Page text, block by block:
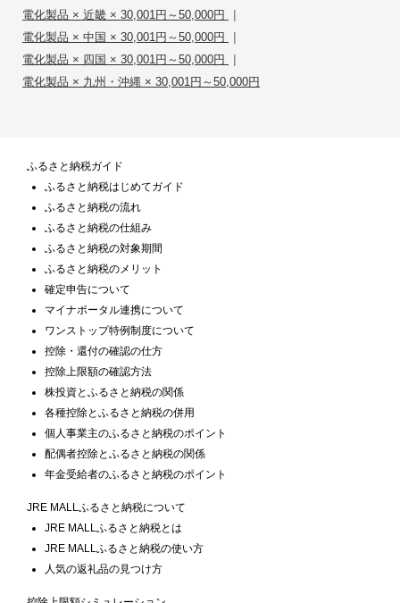
電化製品 × 近畿 × 30,001円～50,000円 |
電化製品 × 中国 × 30,001円～50,000円 |
電化製品 × 四国 × 30,001円～50,000円 |
電化製品 × 九州・沖縄 × 30,001円～50,000円
ふるさと納税ガイド
ふるさと納税はじめてガイド
ふるさと納税の流れ
ふるさと納税の仕組み
ふるさと納税の対象期間
ふるさと納税のメリット
確定申告について
マイナポータル連携について
ワンストップ特例制度について
控除・還付の確認の仕方
控除上限額の確認方法
株投資とふるさと納税の関係
各種控除とふるさと納税の併用
個人事業主のふるさと納税のポイント
配偶者控除とふるさと納税の関係
年金受給者のふるさと納税のポイント
JRE MALLふるさと納税について
JRE MALLふるさと納税とは
JRE MALLふるさと納税の使い方
人気の返礼品の見つけ方